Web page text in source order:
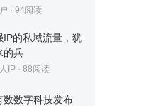
· 94阅读
IP的私域流量，犹
的兵
IP · 88阅读
数数字科技发布